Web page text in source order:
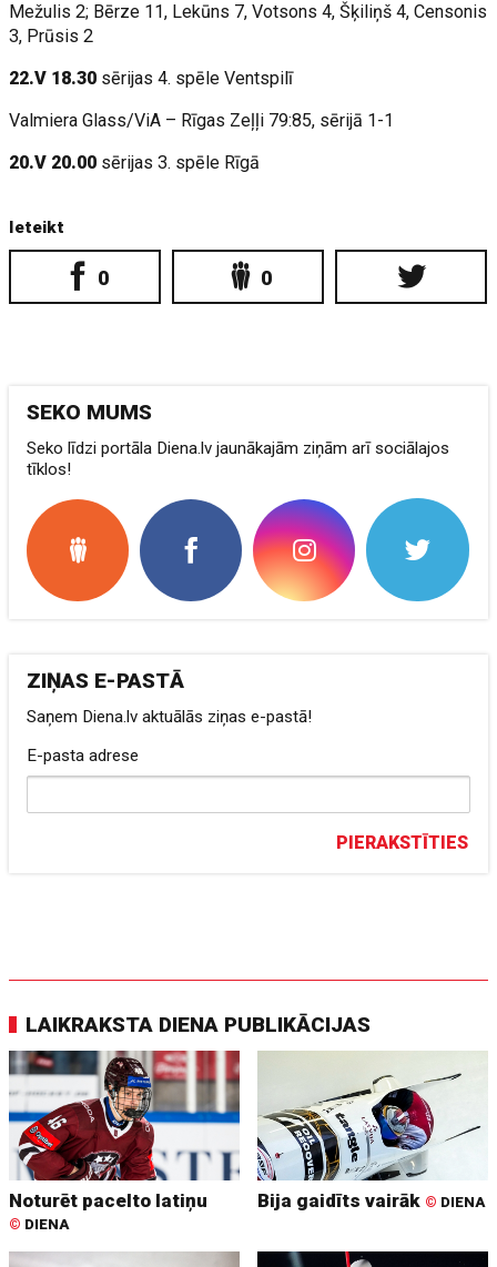
Mežulis 2; Bērze 11, Lekūns 7, Votsons 4, Šķiliņš 4, Censonis
3, Prūsis 2
22.V 18.30 sērijas 4. spēle Ventspilī
Valmiera Glass/ViA – Rīgas Zeļļi 79:85, sērijā 1-1
20.V 20.00 sērijas 3. spēle Rīgā
Ieteikt
0 0
SEKO MUMS
Seko līdzi portāla Diena.lv jaunākajām ziņām arī sociālajos
tīklos!
ZIŅAS E-PASTĀ
Saņem Diena.lv aktuālās ziņas e-pastā!
E-pasta adrese
PIERAKSTĪTIES
LAIKRAKSTA DIENA PUBLIKĀCIJAS
Noturēt pacelto latiņu
© DIENA
Bija gaidīts vairāk © DIENA